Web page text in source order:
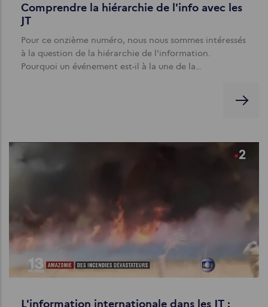
Comprendre la hiérarchie de l'info avec les
JT
Pour ce onzième numéro, nous nous sommes intéressés
à la question de la hiérarchie de l'information.
Pourquoi un événement est-il à la une de la…
L'information internationale dans les JT :